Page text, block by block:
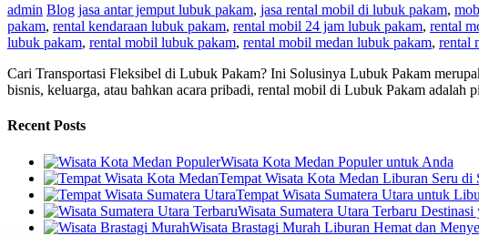
admin Blog jasa antar jemput lubuk pakam, jasa rental mobil di lubuk pakam,
pakam, rental kendaraan lubuk pakam, rental mobil 24 jam lubuk pakam, rental
lubuk pakam, rental mobil lubuk pakam, rental mobil medan lubuk pakam, rental
Cari Transportasi Fleksibel di Lubuk Pakam? Ini Solusinya Lubuk Pakam
bisnis, keluarga, atau bahkan acara pribadi, rental mobil di Lubuk Pakam
Recent Posts
Wisata Kota Medan Populer untuk Anda
Tempat Wisata Kota Medan Liburan Seru di
Tempat Wisata Sumatera Utara untuk
Wisata Sumatera Utara Terbaru
Wisata Brastagi Murah Liburan Hemat dan